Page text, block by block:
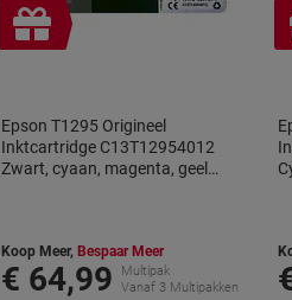
Geschenk
Epson T1295 Origineel
Inktcartridge C13T12954012
Zwart, cyaan, magenta, geel
Koop Meer, Bespaar Meer
€ 64,99
Multipak
Vanaf 3 Multipakken